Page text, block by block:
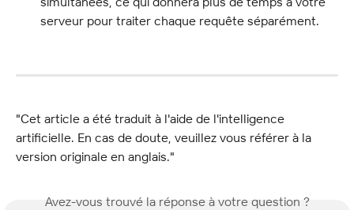
serveur pour traiter chaque requête séparément.
"Cet article a été traduit à l'aide de l'intelligence
artificielle. En cas de doute, veuillez vous référer à la
version originale en anglais."
Avez-vous trouvé la réponse à votre question ?